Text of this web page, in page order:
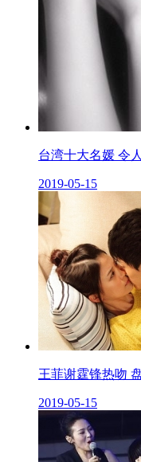
台湾十大名媛 令
2019-05-15
王菲谢霆锋热吻
2019-05-15